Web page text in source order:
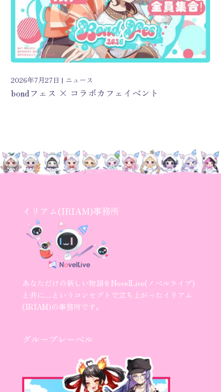
2026年7月27日 ニュース
bondフェス × コラボカフェイベント
イリアム(IRIAM)事務所
あなただけの新しい物語をNovelLive(ノベルライブ)
と共に…というコンセプトで立ち上がったイリアム
(IRIAM)の事務所です。
グループレーベル